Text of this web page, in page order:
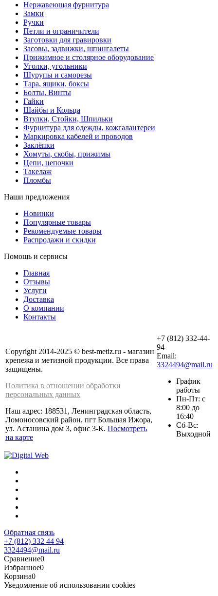
Нержавеющая фурнитура
Замки
Ручки
Петли и ограничители
Заготовки для гравировки
Засовы, задвижки, шпингалеты
Прижимное и столярное оборудование
Уголки, угольники
Шурупы и саморезы
Тара, ящики, боксы
Болты, Винты
Гайки
Шайбы и Кольца
Втулки, Стойки, Шпильки
Фурнитура для одежды, кожгалантереи
Маркировка кабелей и проводов
Заклёпки
Хомуты, скобы, прижимы
Цепи, цепочки
Такелаж
Пломбы
Наши предложения
Новинки
Популярные товары
Рекомендуемые товары
Распродажи и скидки
Помощь и сервисы
Главная
Отзывы
Услуги
Доставка
О компании
Контакты
Copyright 2014-2025 © best-metiz.ru - магазин
крепежа и метизной продукции. Все права
защищены.
Политика в отношении обработки
персональных данных
Наш адрес: 188531, Ленинградская область,
Ломоносовский район, пгт Большая Ижора,
ул. Астанина дом 3, офис 3-К. Посмотреть
на карте
+7 (812) 332-44-
94
Email:
3324494@mail.ru
График
работы
Пн-Пт: с
8:00 до
16:40
Сб-Вс:
Выходной
Обратная связь
+7 (812) 332 44 94
3324494@mail.ru
Сравнение0
Избранное0
Корзина0
Уведомление об использовании cookies